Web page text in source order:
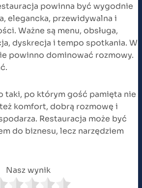
powinna być wygodnie
elegancka, przewidywalna i
Ważne są menu, obsługa,
dyskrecja i tempo spotkania. W
powinno dominować rozmowy.
taki, po którym gość pamięta nie
komfort, dobrą rozmowę i
Restauracja może być
do biznesu, lecz narzędziem
Nasz wynik